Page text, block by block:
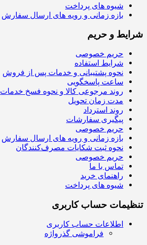
شیوه های پرداخت
بازه زمانی و رویه های ارسال سفارش
شرایط و حریم
حریم خصوصی
شرایط استفاده
نحوه پشتیبانی و خدمات پس از فروش
ساعت پاسخگویی
روند مرجوعی کالا و نحوه فسخ خدمات
مدت زمان تحویل
روند استرداد
پیگیری سفارشات
حریم خصوصی
بازه زمانی و رویه های ارسال سفارش
نحوه ثبت شکایات مصرف‌کنندگان
حریم خصوصی
تماس با ما
راهنمای خرید
شیوه های پرداخت
تنظیمات حساب کاربری
اطلاعات حساب کاربری
فراموشی گذرواژه